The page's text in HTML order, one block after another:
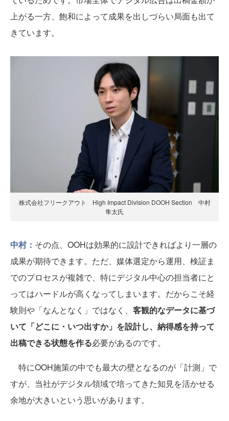
上がる一方、飽和によって成果を出しづらい局面も出て
きています。
株式会社フリークアウト High Impact Division DOOH Section 中村
隼太氏
中村： その点、OOHは効果的に設計できればより一層の
成果が期待できます。ただ、媒体選定から運用、検証ま
でのプロセスが複雑で、特にデジタル中心の担当者にと
ってはハードルが高くなってしまいます。だからこそ経
験則や「なんとなく」ではなく、 客観的なデータに基づ
いて「どこに・いつ出すか」を設計し、納得感を持って
出稿できる状態を作る必要があるのです。
特にOOH施策の中でも最大の壁となるのが「計測」で
すが、当社がデジタル領域で培ってきた知見を活かせる
余地が大きいという思いがあります。